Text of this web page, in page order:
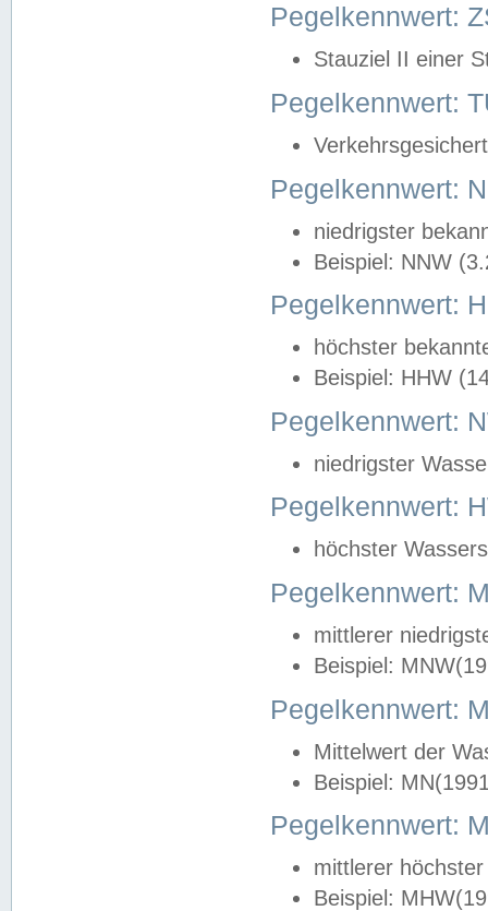
Pegelkennwert:
Stauziel II einer
Pegelkennwert:
Pegelkennwert:
niedrigster
Beispiel: NNW
Pegelkennwert:
höchster
Beispiel: HHW
Pegelkennwert:
niedrigster
Pegelkennwert:
höchster
Pegelkennwert:
mittlerer
Beispiel:
Pegelkennwert:
Mittelwert der
Beispiel:
Pegelkennwert:
mittlerer
Beispiel: